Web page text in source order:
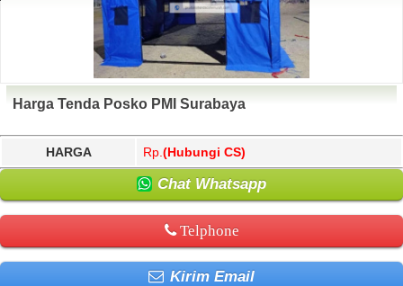
Harga Tenda Posko PMI Surabaya
HARGA Rp. (Hubungi CS)
Chat Whatsapp
Telphone
Kirim Email